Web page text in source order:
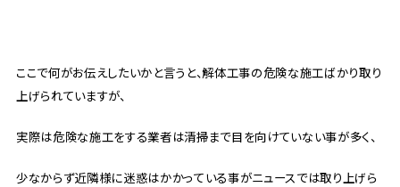
ここで何がお伝えしたいかと言うと、解体工事の危険な施工ばかり取り
上げられていますが、
実際は危険な施工をする業者は清掃まで目を向けていない事が多く、
少なからず近隣様に迷惑はかかっている事がニュースでは取り上げら